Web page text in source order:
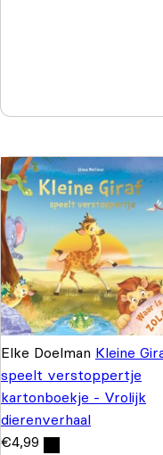
Elke Doelman Kleine
speelt verstoppertje
kartonboekje - Vrolijk
dierenverhaal
€4,99